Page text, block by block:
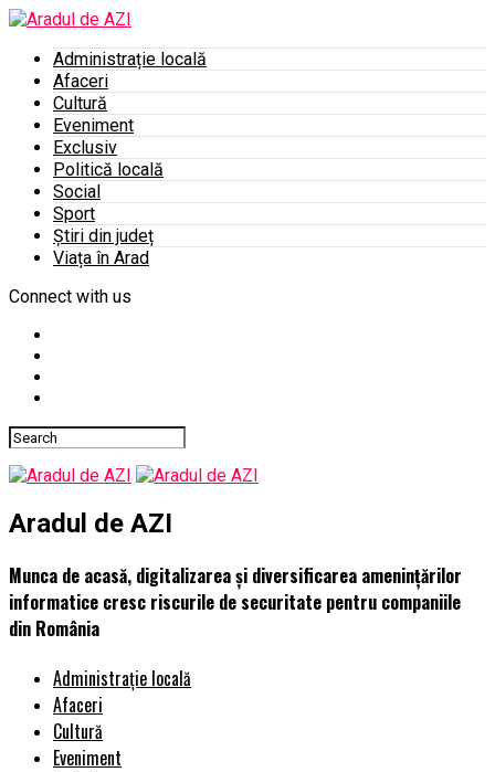
Administrație locală
Afaceri
Cultură
Eveniment
Exclusiv
Politică locală
Social
Sport
Știri din județ
Viața în Arad
Connect with us
Aradul de AZI
Munca de acasă, digitalizarea și diversificarea amenințărilor
informatice cresc riscurile de securitate pentru companiile
din România
Administrație locală
Afaceri
Cultură
Eveniment